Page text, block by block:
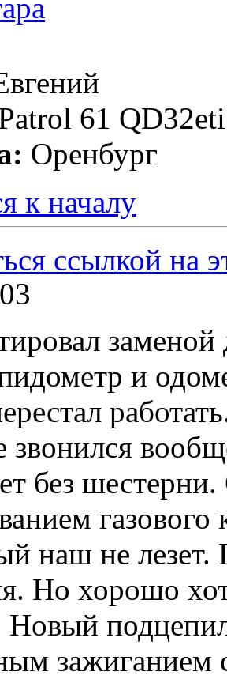
61
Оренбург
к началу
заменой
и
звонился
без
наш не лезет.
Но хорошо
Новый
зажиганием